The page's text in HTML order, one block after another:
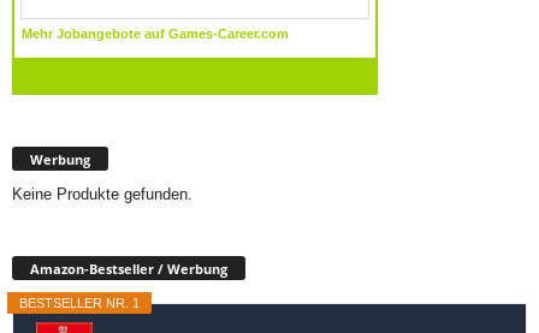
Werbung
Keine Produkte gefunden.
Amazon-Bestseller / Werbung
BESTSELLER NR. 1